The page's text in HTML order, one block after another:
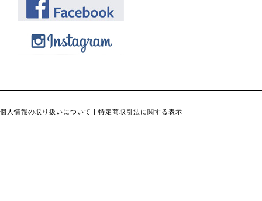
個人情報の取り扱いについて | 特定商取引法に関する表示